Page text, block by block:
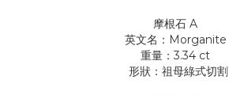
摩根石 A
英文名：Morganite
重量：3.34 ct
形狀：祖母綠式切割